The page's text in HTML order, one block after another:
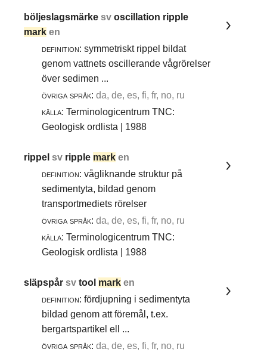
böljeslagsmärkesvoscillation ripple
mark en
definition: symmetriskt rippel bildat
genom vattnets oscillerande vågrörelser
över sedimen ...
övriga språk: da, de, es, fi, fr, no, ru
källa: Terminologicentrum TNC:
Geologisk ordlista | 1988
rippelsv ripple mark en
definition: vågliknande struktur på
sedimentyta, bildad genom
transportmediets rörelser
övriga språk: da, de, es, fi, fr, no, ru
källa: Terminologicentrum TNC:
Geologisk ordlista | 1988
släpspårsvtool mark en
definition: fördjupning i sedimentyta
bildad genom att föremål, t.ex.
bergartspartikel ell ...
övriga språk: da, de, es, fi, fr, no, ru